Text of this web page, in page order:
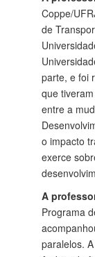
Coppe/
de
parte, e foi
que
entre a
o impacto
exerce
A
Programa
paralelos.